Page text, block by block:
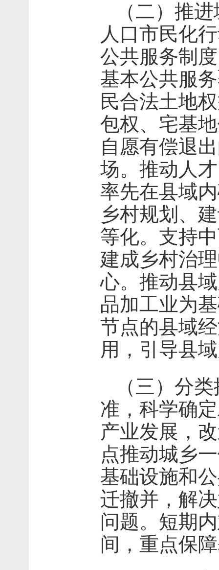
（二）推
人口市民化
公共服务制
基本公共服
民合法土地
包权、宅基
自愿有偿退
场。推动人
率先在县域
乡村规划、
等化。支持
建成乡村治
心。推动县
品加工业为
节点的县域
用，引导县
（三）分
准，科学确
产业发展，
点推动城乡
基础设施和
迁撤并，解
问题。短期
间，重点保